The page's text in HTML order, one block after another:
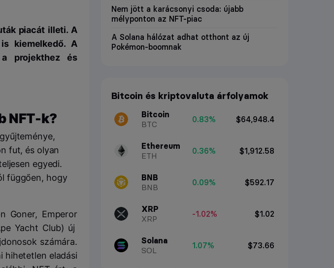
piacát illeti. A
kiemelkedő. A
projekthez és
NFT-k?
fut, és olyan
egyedi.
függően, hogy
Goner, Emperor
Yacht Club) új
számára.
hihetetlen eladási
Nem jött a karácsonyi csoda: újabb
mélyponton az NFT-piac
A Solana hálózat adhat otthont az új
Pokémon-boomnak
Bitcoin és kriptovaluta árfolyamok
Bitcoin
BTC
0.83% $64,948.4
Ethereum
ETH
0.36% $1,912.58
BNB
BNB
0.09% $592.17
XRP
XRP
-1.02% $1.02
Solana
SOL
1.07% $73.66